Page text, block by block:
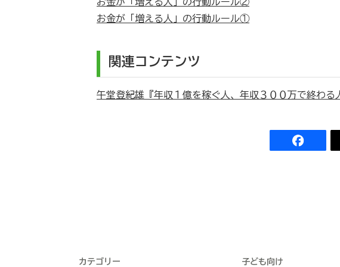
お金が「増える人」の行動ルール①
関連コンテンツ
午堂登紀雄『年収１億を稼ぐ人、年収３００万で終わる
カテゴリー 子ども向け